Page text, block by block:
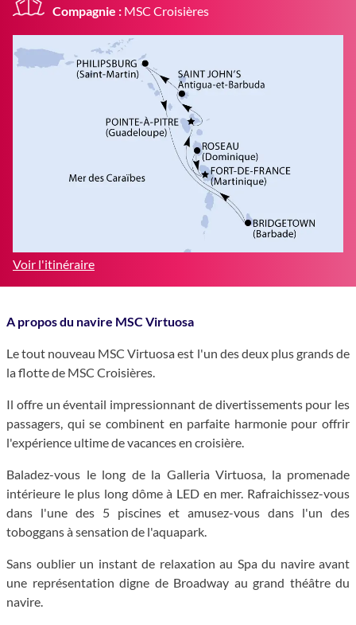
Compagnie : MSC Croisières
Voir l'itinéraire
A propos du navire MSC Virtuosa
Le tout nouveau MSC Virtuosa est l'un des deux plus grands de
la flotte de MSC Croisières.
Il offre un éventail impressionnant de divertissements pour les
passagers, qui se combinent en parfaite harmonie pour offrir
l'expérience ultime de vacances en croisière.
Baladez-vous le long de la Galleria Virtuosa, la promenade
intérieure le plus long dôme à LED en mer. Rafraichissez-vous
dans l'une des 5 piscines et amusez-vous dans l'un des
toboggans à sensation de l'aquapark.
Sans oublier un instant de relaxation au Spa du navire avant
une représentation digne de Broadway au grand théâtre du
navire.